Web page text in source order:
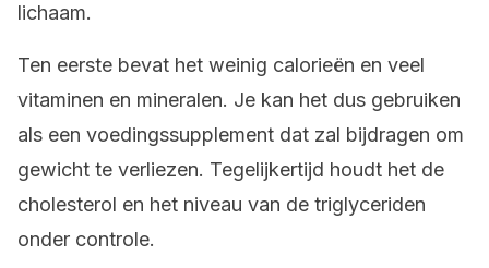
lichaam.
Ten eerste bevat het weinig calorieën en veel
vitaminen en mineralen. Je kan het dus gebruiken
als een voedingssupplement dat zal bijdragen om
gewicht te verliezen. Tegelijkertijd houdt het de
cholesterol en het niveau van de triglyceriden
onder controle.